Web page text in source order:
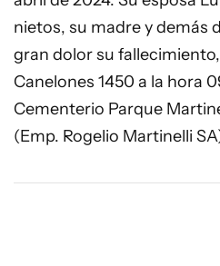
nietos, su madre y demás
gran dolor su
Canelones 1450 a la hora
Cementerio Parque
(Emp. Rogelio Martinelli